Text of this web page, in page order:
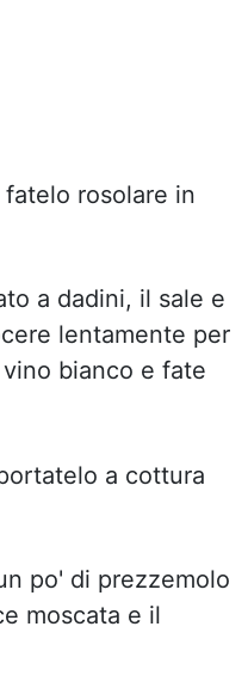
rosolare in
a dadini, il sale e
lentamente per
bianco e fate
a cottura
po' di prezzemolo
moscata e il